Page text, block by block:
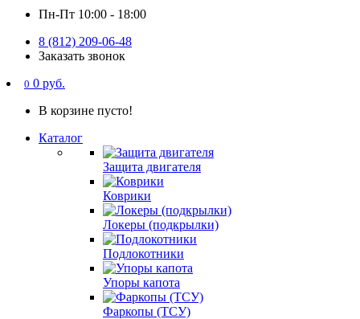
Пн-Пт 10:00 - 18:00
8 (812) 209-06-48
Заказать звонок
0 0 руб.
В корзине пусто!
Каталог
Защита двигателя
Коврики
Локеры (подкрылки)
Подлокотники
Упоры капота
Фаркопы (ТСУ)